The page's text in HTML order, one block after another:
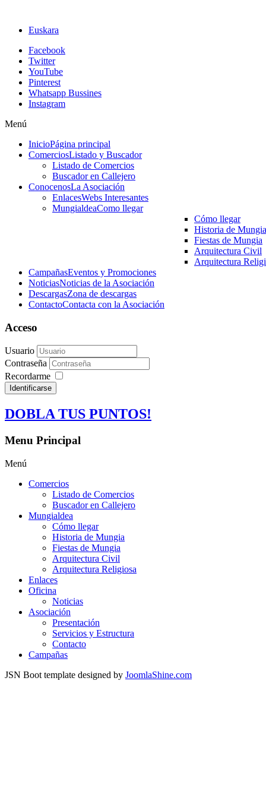
Euskara
Facebook
Twitter
YouTube
Pinterest
Whatsapp Bussines
Instagram
Menú
InicioPágina principal
ComerciosListado y Buscador
Listado de Comercios
Buscador en Callejero
ConocenosLa Asociación
EnlacesWebs Interesantes
MungialdeaComo llegar
Cómo llegar
Historia de Mungia
Fiestas de Mungia
Arquitectura Civil
Arquitectura
CampañasEventos y Promociones
NoticiasNoticias de la Asociación
DescargasZona de descargas
ContactoContacta con la Asociación
Acceso
Usuario
Contraseña
Recordarme
Identificarse
DOBLA TUS PUNTOS!
Menu Principal
Menú
Comercios
Listado de Comercios
Buscador en Callejero
Mungialdea
Cómo llegar
Historia de Mungia
Fiestas de Mungia
Arquitectura Civil
Arquitectura Religiosa
Enlaces
Oficina
Noticias
Asociación
Presentación
Servicios y Estructura
Contacto
Campañas
JSN Boot template designed by JoomlaShine.com